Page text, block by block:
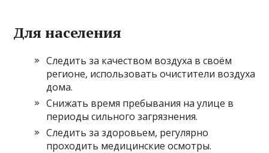
Для населения
Следить за качеством воздуха в своём
регионе, использовать очистители воздуха
дома.
Снижать время пребывания на улице в
периоды сильного загрязнения.
Следить за здоровьем, регулярно
проходить медицинские осмотры.